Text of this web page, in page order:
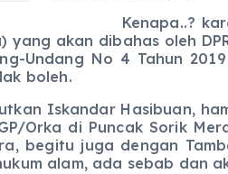
Kenapa..? karena
yang akan dibahas oleh
Undang No 4 Tahun
boleh.
Hasibuan, hampir
Orka di Puncak Sorik
begitu juga dengan
alam, ada sebab dan